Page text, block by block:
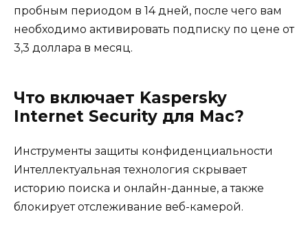
пробным периодом в 14 дней, после чего вам
необходимо активировать подписку по цене от
3,3 доллара в месяц.
Что включает Kaspersky
Internet Security для Mac?
Инструменты защиты конфиденциальности
Интеллектуальная технология скрывает
историю поиска и онлайн-данные, а также
блокирует отслеживание веб-камерой.